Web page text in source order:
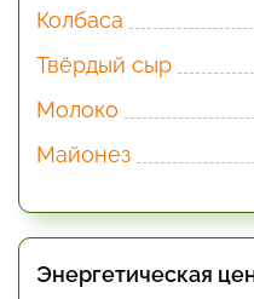
Колбаса
Твёрдый сыр
Молоко
Майонез
Энергетическая